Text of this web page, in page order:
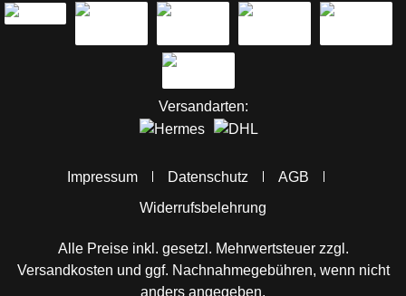
Versandarten:
Impressum Datenschutz
AGB
Widerrufsbelehrung
Alle Preise inkl. gesetzl. Mehrwertsteuer zzgl.
Versandkosten und ggf. Nachnahmegebühren, wenn nicht
anders angegeben.